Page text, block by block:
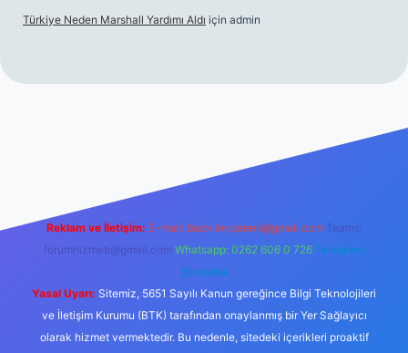
Türkiye Neden Marshall Yardımı Aldı için admin
betci giriş
Reklam ve İletişim: E-mail: backlinkpaneli@gmail.com Teams:
forumhizmeti@gmail.com Whatsapp: 0262 606 0 726 Telegram:
@karabul
Yasal Uyarı: Sitemiz, 5651 Sayılı Kanun gereğince Bilgi Teknolojileri
ve İletişim Kurumu (BTK) tarafından onaylanmış bir Yer Sağlayıcı
olarak hizmet vermektedir. Bu nedenle, sitedeki içerikleri proaktif